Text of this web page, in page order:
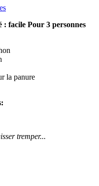
: facile Pour 3 personnes
la panure
tremper...